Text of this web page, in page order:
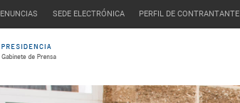
SEDE ELECTRÓNICA PERFIL DE CONTRANTANTE